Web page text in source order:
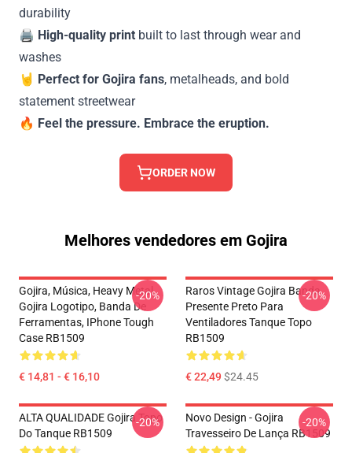
durability
🖨️ High-quality print built to last through wear and
washes
🤘 Perfect for Gojira fans, metalheads, and bold
statement streetwear
🔥 Feel the pressure. Embrace the eruption.
ORDER NOW
Melhores vendedores em Gojira
Gojira, Música, Heavy Metal,
Gojira Logotipo, Banda De
Ferramentas, IPhone Tough
Case RB1509
€ 14,81 - € 16,10
-20%
Raros Vintage Gojira Banda
Presente Preto Para
Ventiladores Tanque Topo
RB1509
€ 22,49$24.45
-20%
ALTA QUALIDADE Gojira Topo
Do Tanque RB1509
-20%
Novo Design - Gojira
Travesseiro De Lança RB1509
-20%